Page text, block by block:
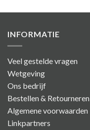
INFORMATIE
Veel gestelde vragen
Wetgeving
Ons bedrijf
Bestellen & Retourneren
Algemene voorwaarden
Linkpartners